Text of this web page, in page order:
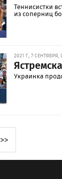
Теннисистки
из соперниц
2021 Г., 7 СЕНТЯБРЯ,
Украинка
>>